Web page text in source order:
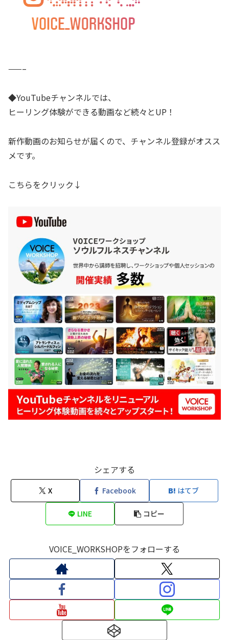
——–
◆YouTubeチャンネルでは、
ヒーリング体験ができる動画など続々とUP！
新作動画のお知らせが届くので、チャンネル登録がオスス
メです。
こちらをクリック↓
シェアする
X Facebook はてブ
LINE コピー
VOICE_WORKSHOPをフォローする